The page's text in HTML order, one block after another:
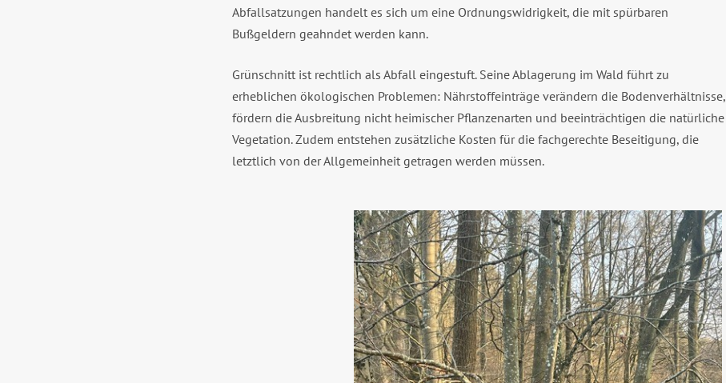
Abfallsatzungen handelt es sich um eine Ordnungswidrigkeit, die mit spürbaren
Bußgeldern geahndet werden kann.
Grünschnitt ist rechtlich als Abfall eingestuft. Seine Ablagerung im Wald führt zu
erheblichen ökologischen Problemen: Nährstoffeinträge verändern die Bodenverhältnisse,
fördern die Ausbreitung nicht heimischer Pflanzenarten und beeinträchtigen die natürliche
Vegetation. Zudem entstehen zusätzliche Kosten für die fachgerechte Beseitigung, die
letztlich von der Allgemeinheit getragen werden müssen.